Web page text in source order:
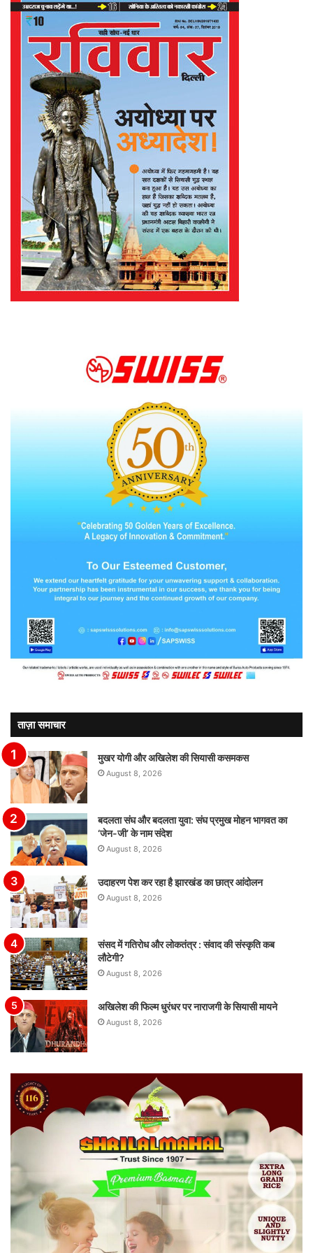
ताज़ा समाचार
मुखर योगी और अखिलेश की सियासी कसमकस
August 8, 2026
बदलता संघ और बदलता युवा: संघ प्रमुख मोहन भागवत का
‘जेन-जी’ के नाम संदेश
August 8, 2026
उदाहरण पेश कर रहा है झारखंड का छात्र आंदोलन
August 8, 2026
संसद में गतिरोध और लोकतंत्र : संवाद की संस्कृति कब
लौटेगी?
August 8, 2026
अखिलेश की फिल्म धुरंधर पर नाराजगी के सियासी मायने
August 8, 2026